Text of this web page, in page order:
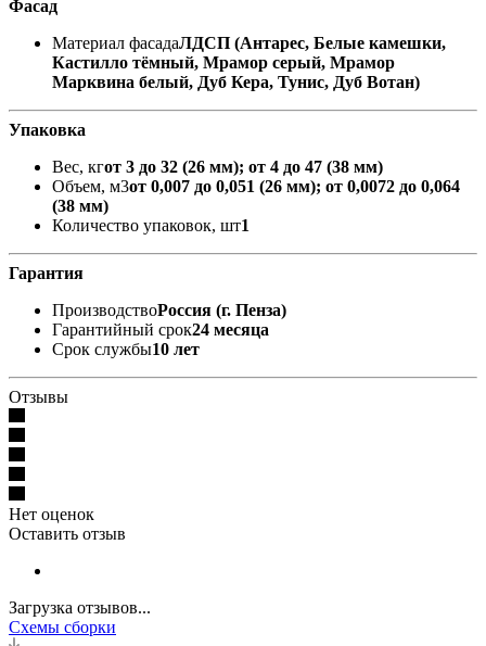
Фасад
Материал фасадаЛДСП (Антарес, Белые камешки,
Кастилло тёмный, Мрамор серый, Мрамор
Марквина белый, Дуб Кера, Тунис, Дуб Вотан)
Упаковка
Вес, кгот 3 до 32 (26 мм); от 4 до 47 (38 мм)
Объем, м3от 0,007 до 0,051 (26 мм); от 0,0072 до 0,064
(38 мм)
Количество упаковок, шт1
Гарантия
ПроизводствоРоссия (г. Пенза)
Гарантийный срок24 месяца
Срок службы10 лет
Отзывы
Нет оценок
Оставить отзыв
Загрузка отзывов...
Схемы сборки